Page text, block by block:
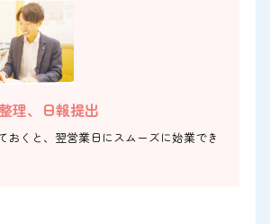
理、日報提出
おくと、翌営業日にスムーズに始業でき